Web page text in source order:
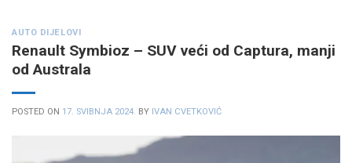
AUTO DIJELOVI
Renault Symbioz – SUV veći od Captura, manji
od Australa
POSTED ON 17. SVIBNJA 2024. BY IVAN CVETKOVIĆ